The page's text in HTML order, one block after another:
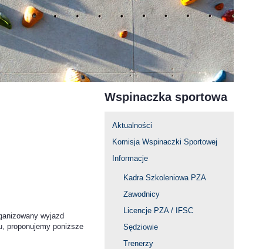
Wspinaczka sportowa
Aktualności
Komisja Wspinaczki Sportowej
Informacje
Kadra Szkoleniowa PZA
Zawodnicy
Licencje PZA / IFSC
Sędziowie
Trenerzy
wyjazd
proponujemy poniższe